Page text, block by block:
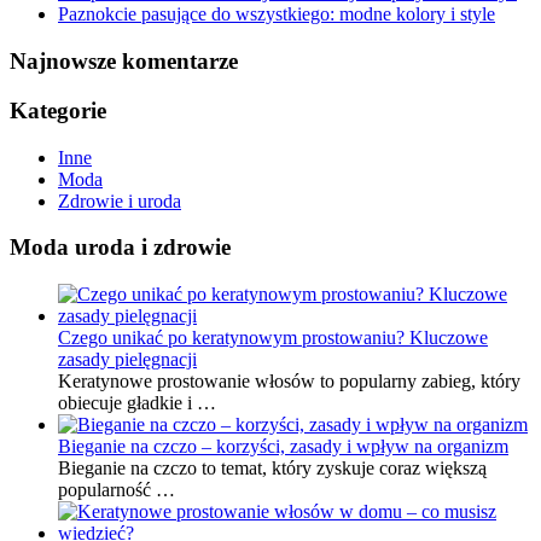
Paznokcie pasujące do wszystkiego: modne kolory i style
Najnowsze komentarze
Kategorie
Inne
Moda
Zdrowie i uroda
Moda uroda i zdrowie
Czego unikać po keratynowym prostowaniu? Kluczowe
zasady pielęgnacji
Keratynowe prostowanie włosów to popularny zabieg, który
obiecuje gładkie i …
Bieganie na czczo – korzyści, zasady i wpływ na organizm
Bieganie na czczo to temat, który zyskuje coraz większą
popularność …